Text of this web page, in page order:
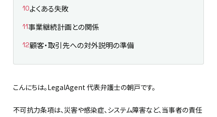
よくある失敗
事業継続計画との関係
顧客・取引先への対外説明の準備
こんにちは。LegalAgent 代表弁護士の朝戸です。
不可抗力条項は、災害や感染症、システム障害など、当事者の責任